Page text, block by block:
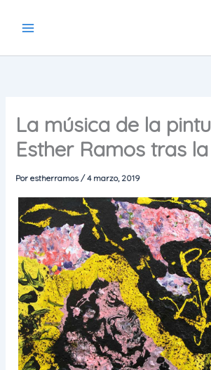
La música de la
Esther Ramos tras
Porestherramos/4 marzo, 2019